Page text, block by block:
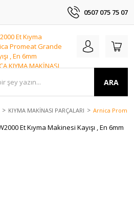
0507 075 75 07
ARA
KIYMA MAKİNASI PARÇALARI Arnica